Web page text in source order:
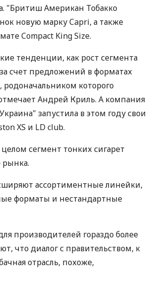
"Бритиш Американ Тобакко
новую марку Capri, а также
Compact King Size.
тенденции, как рост сегмента
счет предложений в форматах
родоначальником которого
Андрей Криль. А компания
запустила в этом году свои
XS и LD club.
сегмент тонких сигарет
рынка.
ассортиментные линейки,
форматы и нестандартные
производителей гораздо более
что диалог с правительством, к
отрасль, похоже,